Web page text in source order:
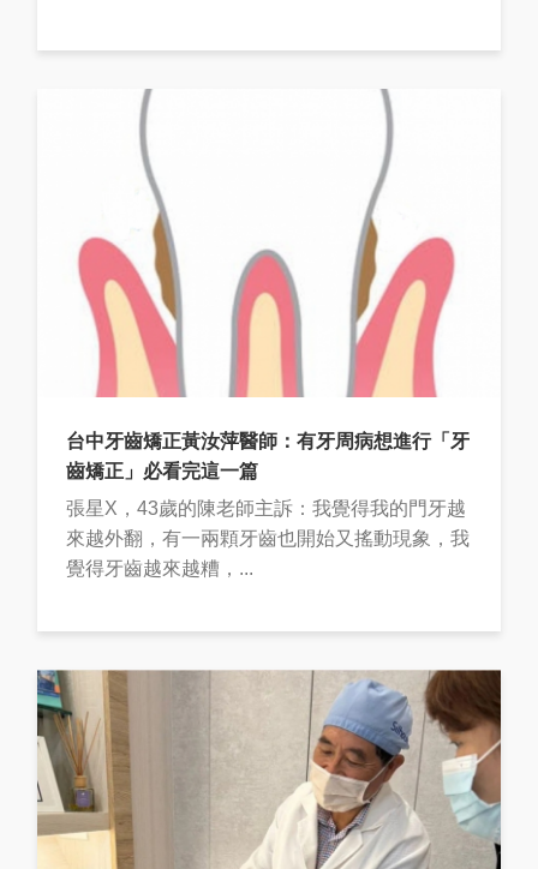
台中牙齒矯正黃汝萍醫師：有牙周病想進行「牙
齒矯正」必看完這一篇
張星X，43歲的陳老師主訴：我覺得我的門牙越
來越外翻，有一兩顆牙齒也開始又搖動現象，我
覺得牙齒越來越糟，...